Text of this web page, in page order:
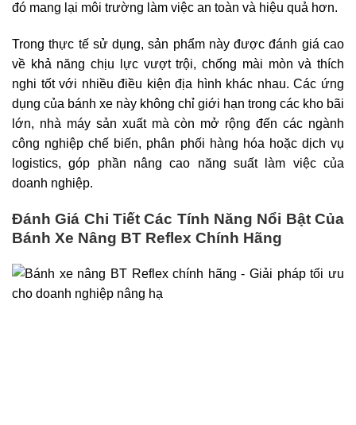
đó mang lại môi trường làm việc an toàn và hiệu quả hơn.
Trong thực tế sử dụng, sản phẩm này được đánh giá cao
về khả năng chịu lực vượt trội, chống mài mòn và thích
nghi tốt với nhiều điều kiện địa hình khác nhau. Các ứng
dụng của bánh xe này không chỉ giới hạn trong các kho bãi
lớn, nhà máy sản xuất mà còn mở rộng đến các ngành
công nghiệp chế biến, phân phối hàng hóa hoặc dịch vụ
logistics, góp phần nâng cao năng suất làm việc của
doanh nghiệp.
Đánh Giá Chi Tiết Các Tính Năng Nổi Bật Của
Bánh Xe Nâng BT Reflex Chính Hãng